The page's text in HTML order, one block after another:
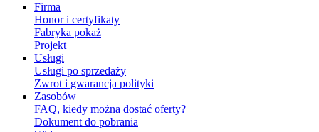
Firma
Honor i certyfikaty
Fabryka pokaż
Projekt
Usługi
Usługi po sprzedaży
Zwrot i gwarancja polityki
Zasobów
FAQ, kiedy można dostać oferty?
Dokument do pobrania